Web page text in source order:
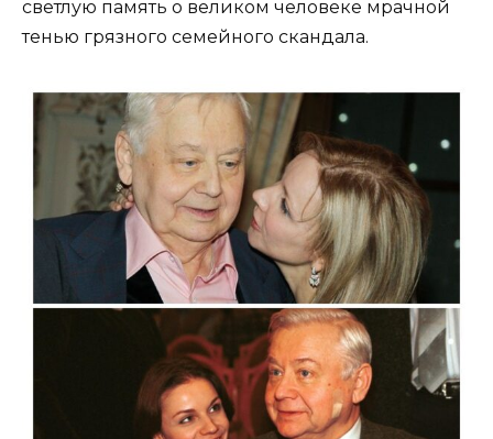
светлую память о великом человеке мрачной
тенью грязного семейного скандала.